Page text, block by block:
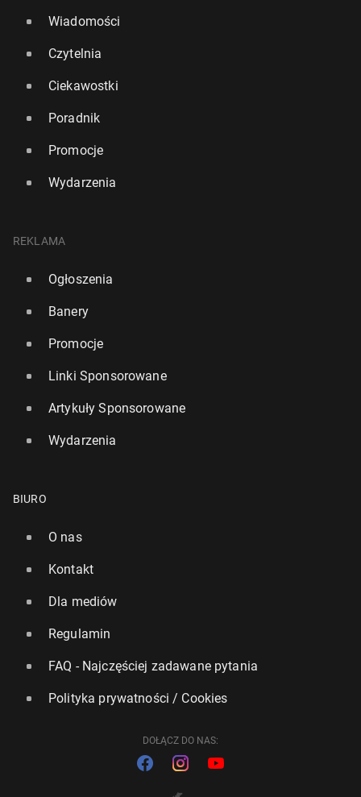
Wiadomości
Czytelnia
Ciekawostki
Poradnik
Promocje
Wydarzenia
REKLAMA
Ogłoszenia
Banery
Promocje
Linki Sponsorowane
Artykuły Sponsorowane
Wydarzenia
BIURO
O nas
Kontakt
Dla mediów
Regulamin
FAQ - Najczęściej zadawane pytania
Polityka prywatności / Cookies
DOŁĄCZ DO NAS: